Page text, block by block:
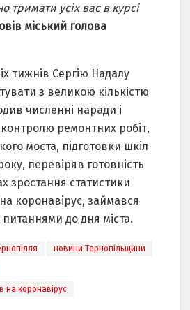
тримати усіх вас в курсі
міський голова
тижнів Сергію Надалу
з великою кількістю
численні наради і
контролю ремонтних робіт,
моста, підготовки шкіл
перевіряв готовність
зростання статистики
коронавірус, займався
питаннями до дня міста.
новини Тернопільщини
на коронавірус